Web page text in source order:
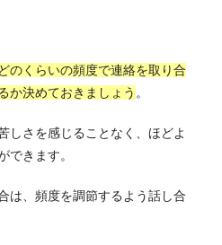
のくらいの頻度で連絡を取り合
か決めておきましょう 。
しさを感じることなく、ほどよ
できます。
は、頻度を調節するよう話し合